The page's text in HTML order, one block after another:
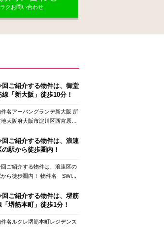
クお問い合わせ
回ご紹介する物件は、御堂
線「新大阪」徒歩10分！
名アーバングランデ新大阪 所
地大阪府大阪市淀川区西宮原
回ご紹介する物件は、浪速
の駅から徒歩圏内！
回ご紹介する物件は、浪速区の
駅から徒歩圏内！ 物件名 SWI...
回ご紹介する物件は、堺筋
「堺筋本町」徒歩1分！
件名ルクレ堺筋本町レジデンス